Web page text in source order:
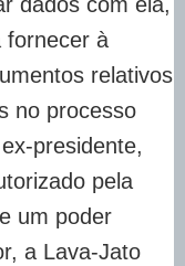
dados com ela,
fornecer à
relativos
no processo
presidente,
pela
um poder
a Lava-Jato